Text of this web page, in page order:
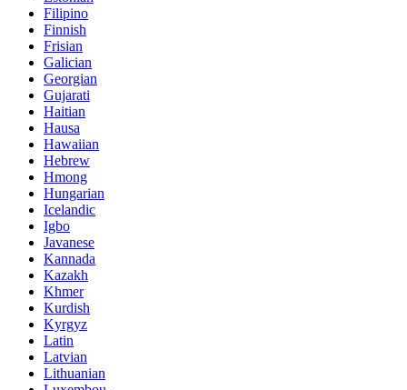
Filipino
Finnish
Frisian
Galician
Georgian
Gujarati
Haitian
Hausa
Hawaiian
Hebrew
Hmong
Hungarian
Icelandic
Igbo
Javanese
Kannada
Kazakh
Khmer
Kurdish
Kyrgyz
Latin
Latvian
Lithuanian